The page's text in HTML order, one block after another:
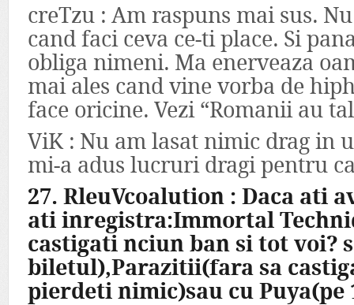
creTzu : Am raspuns mai sus.
cand faci ceva ce-ti place. Si
obliga nimeni. Ma enerveaza
mai ales cand vine vorba de
face oricine. Vezi “Romanii au
ViK : Nu am lasat nimic drag in
mi-a adus lucruri dragi pentru
27. RleuVcoalution : Daca ati
ati inregistra:Immortal
castigati nciun ban si tot voi?
biletul),Parazitii(fara sa
pierdeti nimic)sau cu Puya(pe